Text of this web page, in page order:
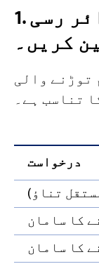
بلاگز
درخواستیں
ہم سے رابطہ کریں
5. موجودہ رسی سے بیک کیلکولیشن کی
صلاحیت
6. اوور ہیڈ کرین وائر رسی ختم کرنے کے
طریقے
(پوائنٹ
رسیاں)
1. اوور ہیڈ کرین وائر رسی
کریں۔
توڑنے والی
تناسب ہے۔
درخواست
تناؤ)
کا سامان
کا سامان